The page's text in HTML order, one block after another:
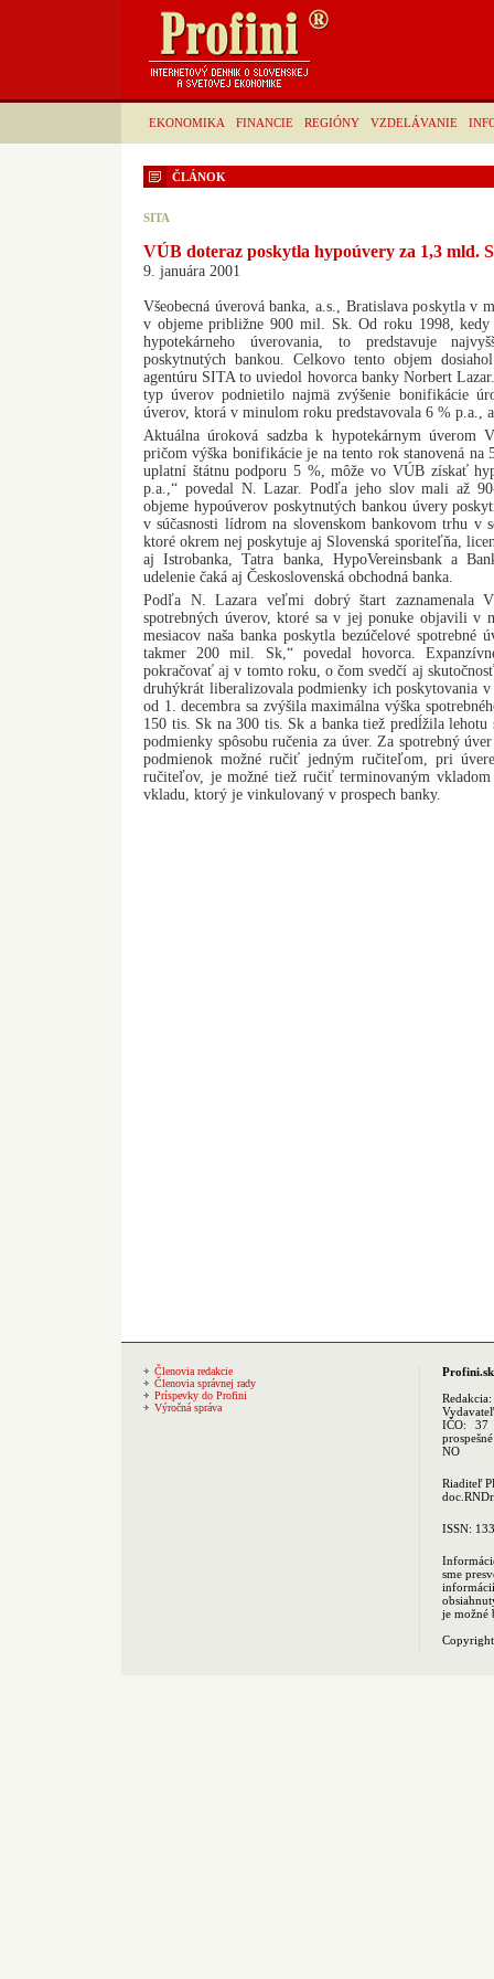
EKONOMIKA FINANCIE REGIÓNY VZDELÁVANIE
ČLÁNOK
SITA
VÚB doteraz poskytla hypoúvery za 1,3 mld.
9. januára 2001
Všeobecná úverová banka, a.s., Bratislava poskytla v
v objeme približne 900 mil. Sk. Od roku 1998,
hypotekárneho úverovania, to predstavuje
poskytnutých bankou. Celkovo tento objem
agentúru SITA to uviedol hovorca banky Norbert
typ úverov podnietilo najmä zvýšenie bonifikácie
úverov, ktorá v minulom roku predstavovala 6 % p.a.,
Aktuálna úroková sadzba k hypotekárnym úverom
pričom výška bonifikácie je na tento rok stanovená
uplatní štátnu podporu 5 %, môže vo VÚB získať
p.a.,“ povedal N. Lazar. Podľa jeho slov mali až
objeme hypoúverov poskytnutých bankou úvery
v súčasnosti lídrom na slovenskom bankovom trhu v
ktoré okrem nej poskytuje aj Slovenská sporiteľňa,
aj Istrobanka, Tatra banka, HypoVereinsbank a
udelenie čaká aj Československá obchodná banka.
Podľa N. Lazara veľmi dobrý štart zaznamenala
spotrebných úverov, ktoré sa v jej ponuke objavili v
mesiacov naša banka poskytla bezúčelové
takmer 200 mil. Sk,“ povedal hovorca.
pokračovať aj v tomto roku, o čom svedčí aj
druhýkrát liberalizovala podmienky ich poskytovania
od 1. decembra sa zvýšila maximálna výška
150 tis. Sk na 300 tis. Sk a banka tiež predĺžila
podmienky spôsobu ručenia za úver. Za spotrebný
podmienok možné ručiť jedným ručiteľom, pri
ručiteľov, je možné tiež ručiť terminovaným vkladom
vkladu, ktorý je vinkulovaný v prospech banky.
Členovia redakcie
Členovia správnej rady
Príspevky do Profini
Výročná správa
Profini.sk
Redakcia:
IČO: 37
NO
Riaditeľ
ISSN:
sme
je možné